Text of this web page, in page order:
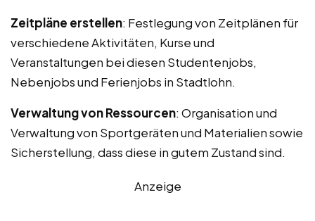
Zeitpläne erstellen: Festlegung von Zeitplänen für
verschiedene Aktivitäten, Kurse und
Veranstaltungen bei diesen Studentenjobs,
Nebenjobs und Ferienjobs in Stadtlohn.
Verwaltung von Ressourcen: Organisation und
Verwaltung von Sportgeräten und Materialien sowie
Sicherstellung, dass diese in gutem Zustand sind.
Anzeige